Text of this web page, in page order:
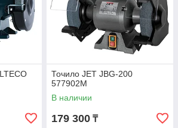
Точило JET JBG-200
577902M
В наличии
179 300 ₸